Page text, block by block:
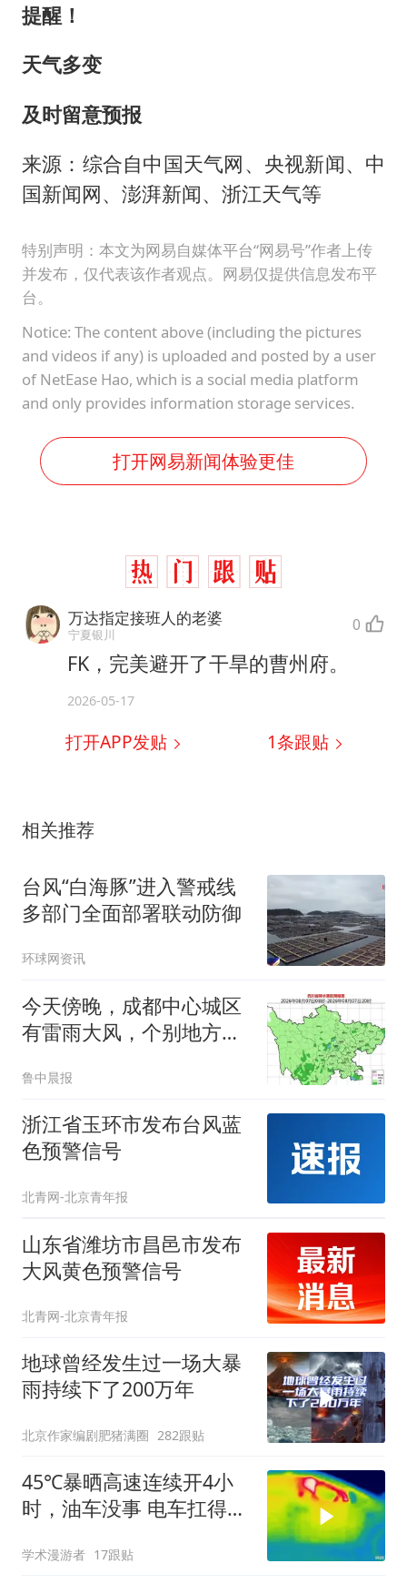
提醒！
天气多变
及时留意预报
来源：综合自中国天气网、央视新闻、中
国新闻网、澎湃新闻、浙江天气等
特别声明：本文为网易自媒体平台“网易号”作者上传
并发布，仅代表该作者观点。网易仅提供信息发布平
台。
Notice: The content above (including the pictures
and videos if any) is uploaded and posted by a user
of NetEase Hao, which is a social media platform
and only provides information storage services.
打开网易新闻体验更佳
万达指定接班人的老婆
宁夏银川 0
FK，完美避开了干旱的曹州府。
2026-05-17
打开APP发贴 1条跟贴
相关推荐
台风“白海豚”进入警戒线
多部门全面部署联动防御
环球网资讯
今天傍晚，成都中心城区
有雷雨大风，个别地方有
鲁中晨报
浙江省玉环市发布台风蓝
色预警信号
北青网-北京青年报
山东省潍坊市昌邑市发布
大风黄色预警信号
北青网-北京青年报
地球曾经发生过一场大暴
雨持续下了200万年
北京作家编剧肥猪满圈 282跟贴
45℃暴晒高速连续开4小
时，油车没事 电车扛得住
学术漫游者 17跟贴